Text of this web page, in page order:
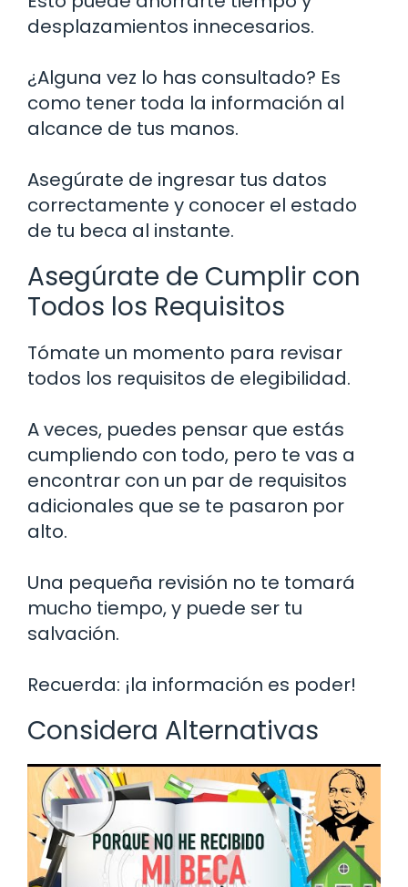
desplazamientos innecesarios.
¿Alguna vez lo has consultado? Es
como tener toda la información al
alcance de tus manos.
Asegúrate de ingresar tus datos
correctamente y conocer el estado
de tu beca al instante.
Asegúrate de Cumplir con
Todos los Requisitos
Tómate un momento para revisar
todos los requisitos de elegibilidad.
A veces, puedes pensar que estás
cumpliendo con todo, pero te vas a
encontrar con un par de requisitos
adicionales que se te pasaron por
alto.
Una pequeña revisión no te tomará
mucho tiempo, y puede ser tu
salvación.
Recuerda: ¡la información es poder!
Considera Alternativas